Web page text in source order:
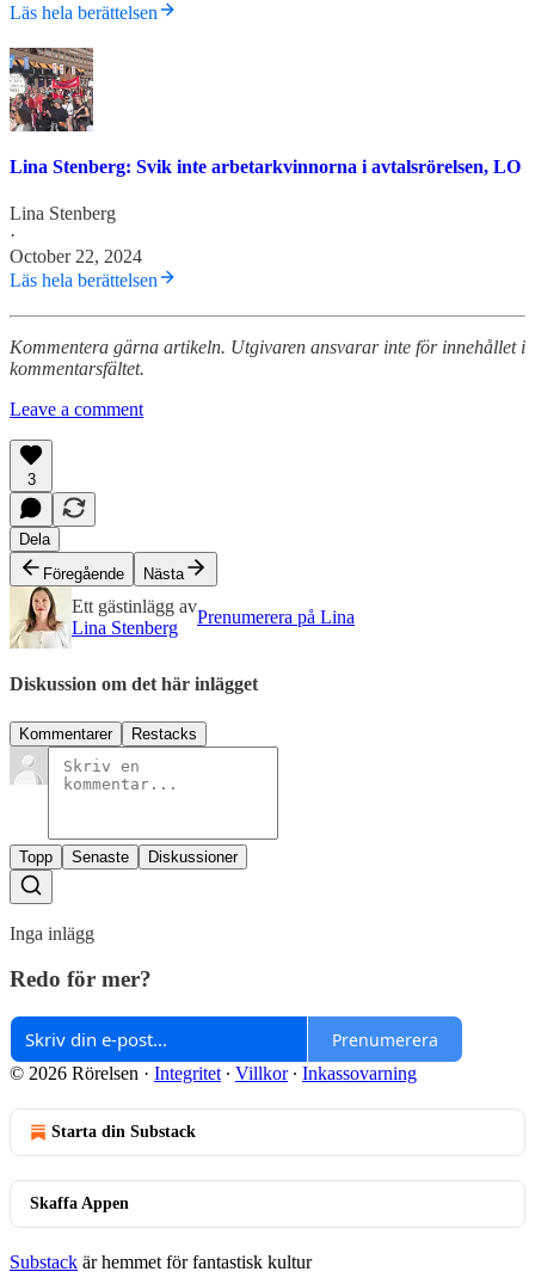
Läs hela berättelsen
Lina Stenberg: Svik inte arbetarkvinnorna i avtalsrörelsen, LO
Lina Stenberg
·
October 22, 2024
Läs hela berättelsen
Kommentera gärna artikeln. Utgivaren ansvarar inte för innehållet i
kommentarsfältet.
Leave a comment
3
Dela
Föregående
Nästa
Ett gästinlägg av
Lina Stenberg
Prenumerera på Lina
Diskussion om det här inlägget
Kommentarer Restacks
Topp Senaste Diskussioner
Inga inlägg
Redo för mer?
Prenumerera
© 2026 Rörelsen · Integritet ∙ Villkor∙ Inkassovarning
Starta din Substack
Skaffa Appen
Substack är hemmet för fantastisk kultur